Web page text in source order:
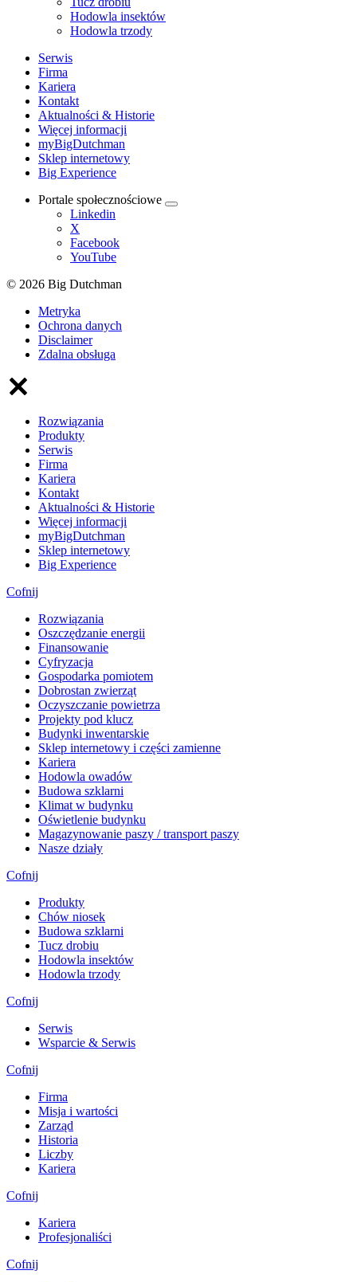
Hodowla insektów
Hodowla trzody
Serwis
Firma
Kariera
Kontakt
Aktualności & Historie
Więcej informacji
myBigDutchman
Sklep internetowy
Big Experience
Portale społecznościowe
Linkedin
X
Facebook
YouTube
© 2026 Big Dutchman
Metryka
Ochrona danych
Disclaimer
Zdalna obsługa
Rozwiązania
Produkty
Serwis
Firma
Kariera
Kontakt
Aktualności & Historie
Więcej informacji
myBigDutchman
Sklep internetowy
Big Experience
Cofnij
Rozwiązania
​Oszczędzanie energii
Finansowanie
Cyfryzacja
Gospodarka pomiotem
Dobrostan zwierząt
Oczyszczanie powietrza
Projekty pod klucz
Budynki inwentarskie
Sklep internetowy i części zamienne
Kariera
Hodowla owadów
Budowa szklarni
Klimat w budynku
Oświetlenie budynku
Magazynowanie paszy / transport paszy
Nasze działy
Cofnij
Produkty
Chów niosek
Budowa szklarni
Tucz drobiu
Hodowla insektów
Hodowla trzody
Cofnij
Serwis
Wsparcie & Serwis
Cofnij
Firma
Misja i wartości
Zarząd
Historia
Liczby
Kariera
Cofnij
Kariera
Profesjonaliści
Cofnij